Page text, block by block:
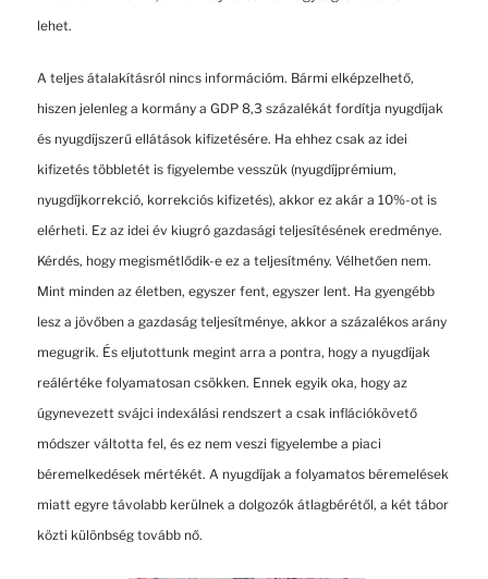
lehet.
A teljes átalakításról nincs információm. Bármi elképzelhető,
hiszen jelenleg a kormány a GDP 8,3 százalékát fordítja nyugdíjak
és nyugdíjszerű ellátások kifizetésére. Ha ehhez csak az idei
kifizetés többletét is figyelembe vesszük (nyugdíjprémium,
nyugdíjkorrekció, korrekciós kifizetés), akkor ez akár a 10%-ot is
elérheti. Ez az idei év kiugró gazdasági teljesítésének eredménye.
Kérdés, hogy megismétlődik-e ez a teljesítmény. Vélhetően nem.
Mint minden az életben, egyszer fent, egyszer lent. Ha gyengébb
lesz a jövőben a gazdaság teljesítménye, akkor a százalékos arány
megugrik. És eljutottunk megint arra a pontra, hogy a nyugdíjak
reálértéke folyamatosan csökken. Ennek egyik oka, hogy az
úgynevezett svájci indexálási rendszert a csak inflációkövető
módszer váltotta fel, és ez nem veszi figyelembe a piaci
béremelkedések mértékét. A nyugdíjak a folyamatos béremelések
miatt egyre távolabb kerülnek a dolgozók átlagbérétől, a két tábor
közti különbség tovább nő.